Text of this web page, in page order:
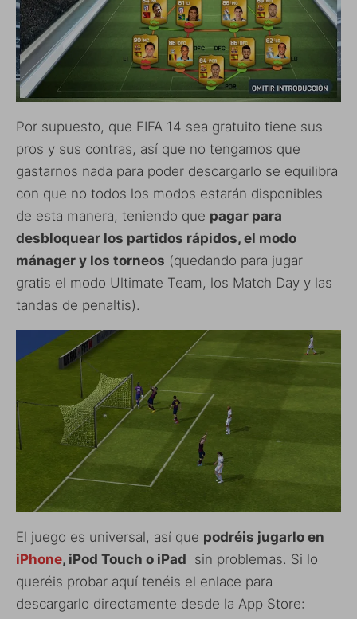
Por supuesto, que FIFA 14 sea gratuito tiene sus
pros y sus contras, así que no tengamos que
gastarnos nada para poder descargarlo se equilibra
con que no todos los modos estarán disponibles
de esta manera, teniendo que pagar para
desbloquear los partidos rápidos, el modo
mánager y los torneos (quedando para jugar
gratis el modo Ultimate Team, los Match Day y las
tandas de penaltis).
El juego es universal, así que podréis jugarlo en
iPhone, iPod Touch o iPad sin problemas. Si lo
queréis probar aquí tenéis el enlace para
descargarlo directamente desde la App Store: